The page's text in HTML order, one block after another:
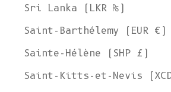
Sri Lanka (LKR ₨)
Saint-Barthélemy (EUR €)
Sainte-Hélène (SHP £)
Saint-Kitts-et-Nevis